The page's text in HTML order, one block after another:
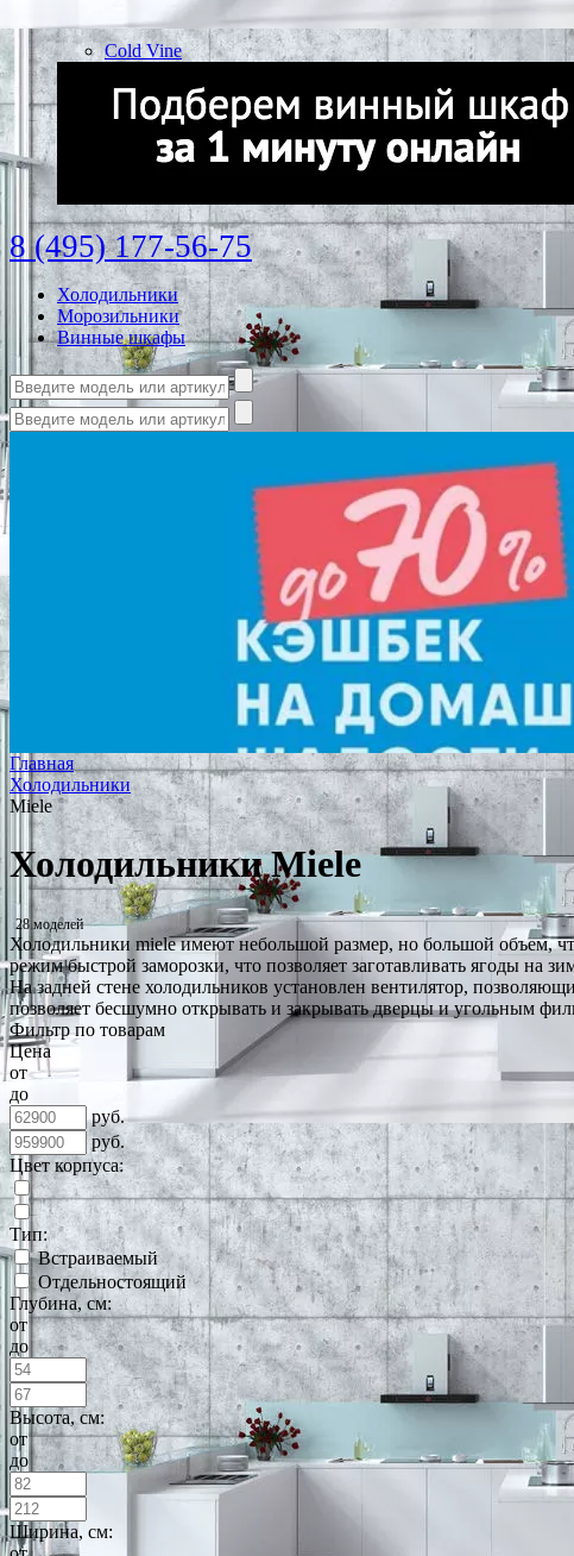
Cold Vine
8 (495) 177-56-75
Холодильники
Морозильники
Винные шкафы
Главная
Холодильники
Miele
Холодильники Miele
28 моделей
Холодильники miele имеют небольшой размер, но большой объем,
режим быстрой заморозки, что позволяет заготавливать ягоды на
На задней стене холодильников установлен вентилятор,
позволяет бесшумно открывать и закрывать дверцы и угольным
Фильтр по товарам
Цена
от
до
руб.
руб.
Цвет корпуса:
Тип:
Встраиваемый
Отдельностоящий
Глубина, см:
от
до
Высота, см:
от
до
Ширина, см: